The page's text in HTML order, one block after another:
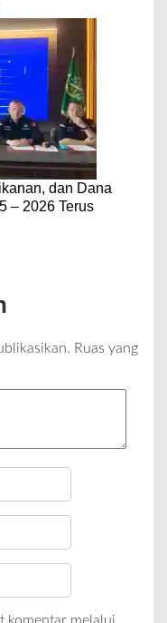
dan Dana
– 2026 Terus
Ruas yang
komentar melalui